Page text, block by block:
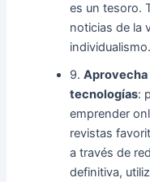
es un tesoro.
noticias de la
individualismo.
9.Aprovecha
tecnologías:
emprender
revistas
a través de
definitiva,